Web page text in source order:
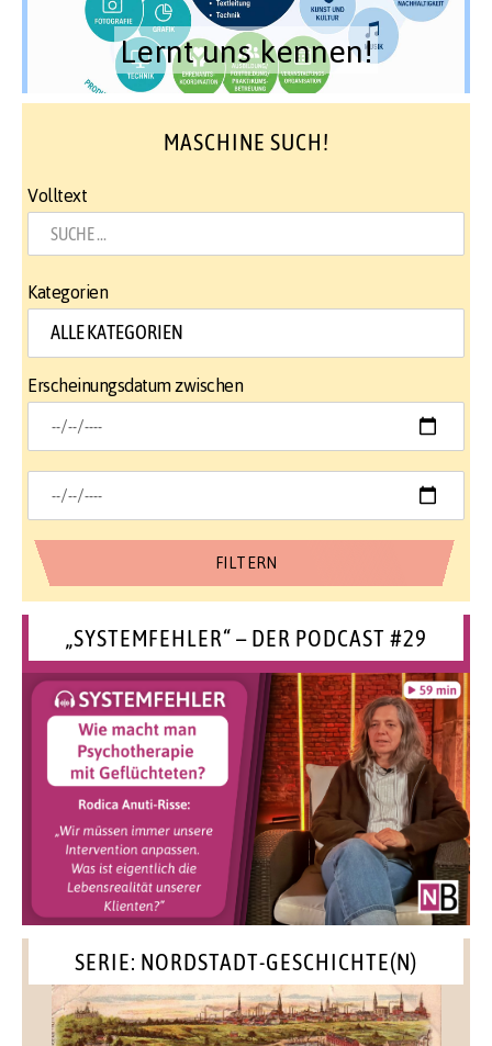
Lernt uns kennen!
MASCHINE SUCH!
Volltext
Kategorien
Erscheinungsdatum zwischen
„SYSTEMFEHLER“ – DER PODCAST #29
SERIE: NORDSTADT-GESCHICHTE(N)